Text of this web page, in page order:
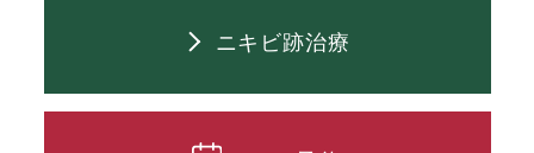
ニキビ跡治療